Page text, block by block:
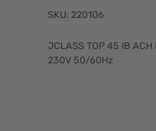
SKU: 220106
JCLASS TOP 45 IB
230V 50/60Hz